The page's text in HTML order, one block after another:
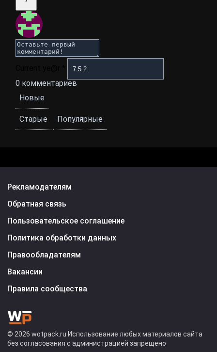
0 комментариев
Новые
Старые Популярные
Рекламодателям
Обратная связь
Пользовательское соглашение
Политика обработки данных
Правообладателям
Вакансии
Правила сообщества
© 2026 wotpack.ru Использование любых материалов сайта
без согласования с администрацией запрещено